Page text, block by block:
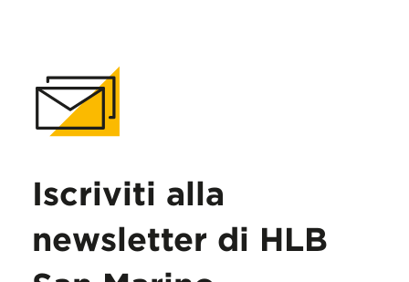
Iscriviti alla
newsletter di HLB